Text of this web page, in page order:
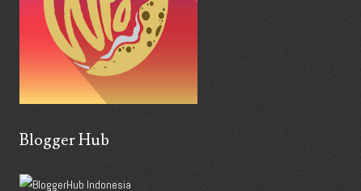
Blogger Hub